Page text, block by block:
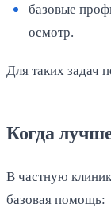
базовые
осмотр.
Для таких задач
Когда
В частную
базовая помощь: